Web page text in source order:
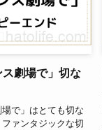
劇場で」切な
で」はとても切な
ァンタジックな切